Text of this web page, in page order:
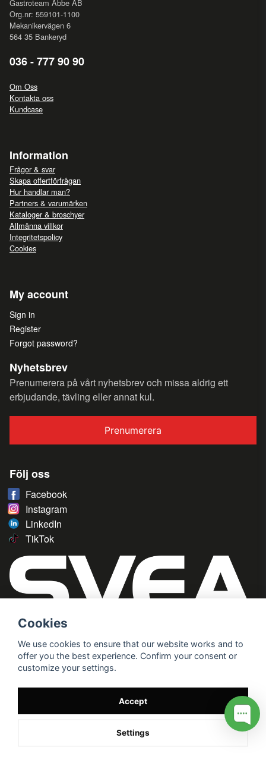
Gastroteam Abbe AB
Org.nr: 559101-1100
Mekanikervägen 6
564 35 Bankeryd
036 - 777 90 90
Om Oss
Kontakta oss
Kundcase
Information
Frågor & svar
Skapa offertförfrågan
Hur handlar man?
Partners & varumärken
Kataloger & broschyer
Allmänna villkor
Integritetspolicy
Cookies
My account
Sign in
Register
Forgot password?
Nyhetsbrev
Prenumerera på vårt nyhetsbrev och missa aldrig ett
erbjudande, tävling eller annat kul.
Prenumerera
Följ oss
Facebook
Instagram
LinkedIn
TikTok
Cookies
We use cookies to ensure that our website works and to
offer you the best experience. Confirm your consent or
customize your settings.
Accept
Settings